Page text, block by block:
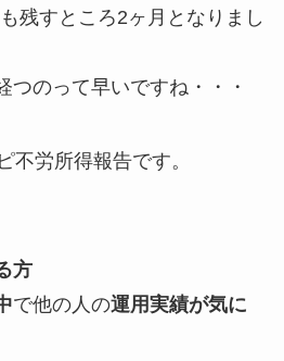
残すところ2ヶ月となりまし
つのって早いですね・・・
不労所得報告です。
方
で他の人の運用実績が気に